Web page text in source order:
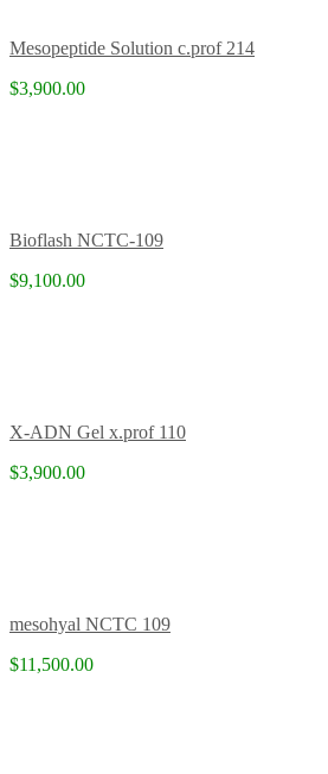
Mesopeptide Solution c.prof 214
$3,900.00
Bioflash NCTC-109
$9,100.00
X-ADN Gel x.prof 110
$3,900.00
mesohyal NCTC 109
$11,500.00